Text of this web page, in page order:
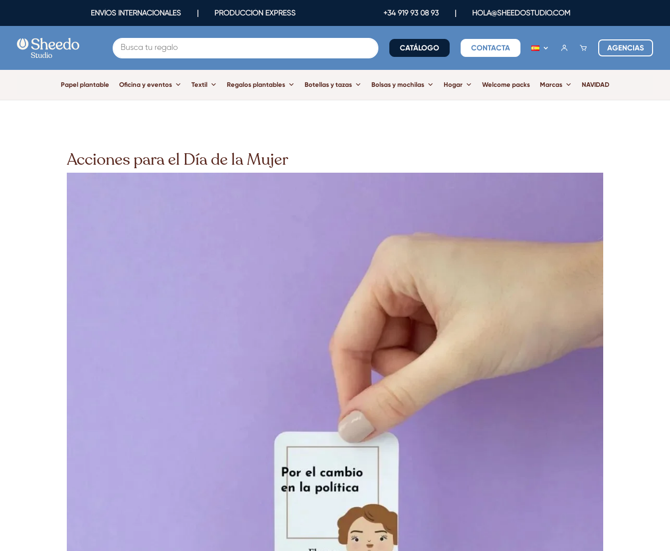
ENVÍOS INTERNACIONALES | PRODUCCIÓN EXPRESS +34 919 93 08 93 | HOLA@SHEEDOSTUDIO.COM
CATÁLOGO CONTACTA AGENCIAS
Papel plantable Oficina y eventos Textil Regalos plantables Botellas y tazas Bolsas y mochilas Hogar Welcome packs Marcas NAVIDAD
Acciones para el Día de la Mujer